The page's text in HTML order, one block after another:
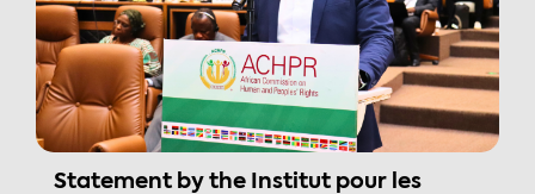
Statement by the Institut pour les